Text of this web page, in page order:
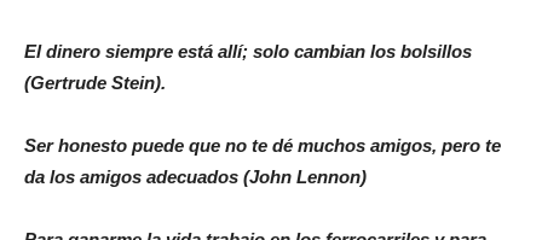
El dinero siempre está allí; solo cambian los bolsillos
(Gertrude Stein).
Ser honesto puede que no te dé muchos amigos, pero te
da los amigos adecuados (John Lennon)